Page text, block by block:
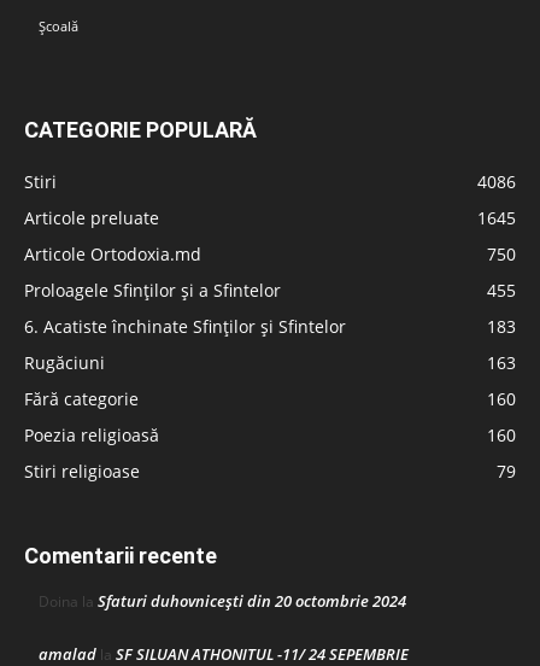
Școală
CATEGORIE POPULARĂ
Stiri
4086
Articole preluate
1645
Articole Ortodoxia.md
750
Proloagele Sfinților și a Sfintelor
455
6. Acatiste închinate Sfinților și Sfintelor
183
Rugăciuni
163
Fără categorie
160
Poezia religioasă
160
Stiri religioase
79
Comentarii recente
Doina la Sfaturi duhovnicești din 20 octombrie 2024
amalad la SF SILUAN ATHONITUL -11/ 24 SEPEMBRIE